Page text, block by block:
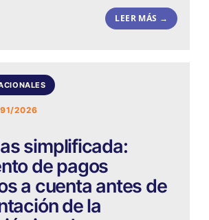
LEER MÁS →
2026
simplificada:
de pagos
a cuenta antes de
de la